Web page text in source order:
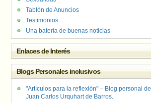
Tablón de Anuncios
Testimonios
Una batería de buenas noticias
Enlaces de Interés
Blogs Personales inclusivos
"Artículos para la reflexión" – Blog personal de
Juan Carlos Urquhart de Barros.